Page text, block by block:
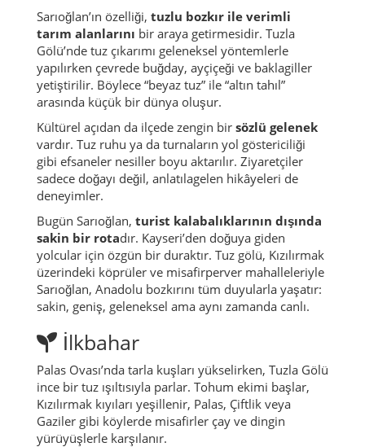
Sarıoğlan’ın özelliği, tuzlu bozkır ile verimli
tarım alanlarını bir araya getirmesidir. Tuzla
Gölü’nde tuz çıkarımı geleneksel yöntemlerle
yapılırken çevrede buğday, ayçiçeği ve baklagiller
yetiştirilir. Böylece “beyaz tuz” ile “altın tahıl”
arasında küçük bir dünya oluşur.
Kültürel açıdan da ilçede zengin bir sözlü gelenek
vardır. Tuz ruhu ya da turnaların yol göstericiliği
gibi efsaneler nesiller boyu aktarılır. Ziyaretçiler
sadece doğayı değil, anlatılagelen hikâyeleri de
deneyimler.
Bugün Sarıoğlan, turist kalabalıklarının dışında
sakin bir rotadır. Kayseri’den doğuya giden
yolcular için özgün bir duraktır. Tuz gölü, Kızılırmak
üzerindeki köprüler ve misafirperver mahalleleriyle
Sarıoğlan, Anadolu bozkırını tüm duyularla yaşatır:
sakin, geniş, geleneksel ama aynı zamanda canlı.
İlkbahar
Palas Ovası’nda tarla kuşları yükselirken, Tuzla Gölü
ince bir tuz ışıltısıyla parlar. Tohum ekimi başlar,
Kızılırmak kıyıları yeşillenir, Palas, Çiftlik veya
Gaziler gibi köylerde misafirler çay ve dingin
yürüyüşlerle karşılanır.